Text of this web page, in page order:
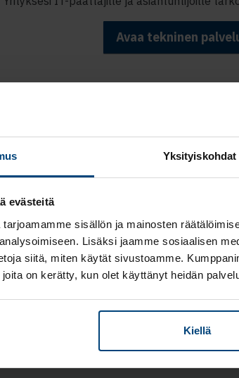
Yksityiskohdat
evästeitä
sisällön ja mainosten
Lisäksi jaamme sosiaalisen
siitä, miten käytät sivustoamme.
on kerätty, kun olet käyttänyt heidän
Kiellä
Avaa tekninen
Kysy
Kysy lisää VPN-yhteyden toteutuksesta
Usein